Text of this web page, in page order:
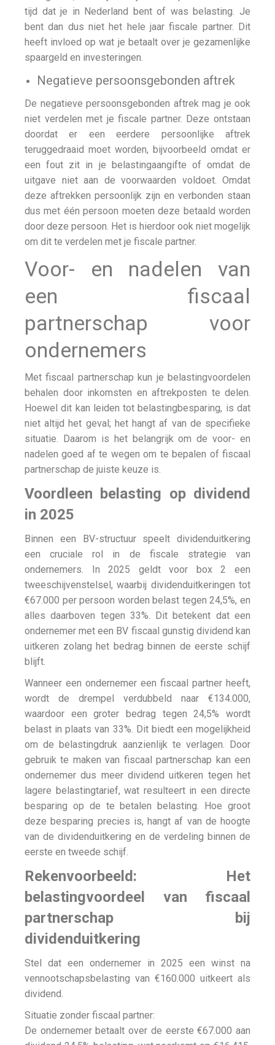
tijd dat je in Nederland bent of was belasting. Je
bent dan dus niet het hele jaar fiscale partner. Dit
heeft invloed op wat je betaalt over je gezamenlijke
spaargeld en investeringen.
Negatieve persoonsgebonden aftrek
De negatieve persoonsgebonden aftrek mag je ook
niet verdelen met je fiscale partner. Deze ontstaan
doordat er een eerdere persoonlijke aftrek
teruggedraaid moet worden, bijvoorbeeld omdat er
een fout zit in je belastingaangifte of omdat de
uitgave niet aan de voorwaarden voldoet. Omdat
deze aftrekken persoonlijk zijn en verbonden staan
dus met één persoon moeten deze betaald worden
door deze persoon. Het is hierdoor ook niet mogelijk
om dit te verdelen met je fiscale partner.
Voor- en nadelen van
een fiscaal
partnerschap voor
ondernemers
Met fiscaal partnerschap kun je belastingvoordelen
behalen door inkomsten en aftrekposten te delen.
Hoewel dit kan leiden tot belastingbesparing, is dat
niet altijd het geval; het hangt af van de specifieke
situatie. Daarom is het belangrijk om de voor- en
nadelen goed af te wegen om te bepalen of fiscaal
partnerschap de juiste keuze is.
Voordleen belasting op dividend
in 2025
Binnen een BV-structuur speelt dividenduitkering
een cruciale rol in de fiscale strategie van
ondernemers. In 2025 geldt voor box 2 een
tweeschijvenstelsel, waarbij dividenduitkeringen tot
€67.000 per persoon worden belast tegen 24,5%, en
alles daarboven tegen 33%. Dit betekent dat een
ondernemer met een BV fiscaal gunstig dividend kan
uitkeren zolang het bedrag binnen de eerste schijf
blijft.
Wanneer een ondernemer een fiscaal partner heeft,
wordt de drempel verdubbeld naar €134.000,
waardoor een groter bedrag tegen 24,5% wordt
belast in plaats van 33%. Dit biedt een mogelijkheid
om de belastingdruk aanzienlijk te verlagen. Door
gebruik te maken van fiscaal partnerschap kan een
ondernemer dus meer dividend uitkeren tegen het
lagere belastingtarief, wat resulteert in een directe
besparing op de te betalen belasting. Hoe groot
deze besparing precies is, hangt af van de hoogte
van de dividenduitkering en de verdeling binnen de
eerste en tweede schijf.
Rekenvoorbeeld: Het
belastingvoordeel van fiscaal
partnerschap bij
dividenduitkering
Stel dat een ondernemer in 2025 een winst na
vennootschapsbelasting van €160.000 uitkeert als
dividend.
Situatie zonder fiscaal partner:
De ondernemer betaalt over de eerste €67.000 aan